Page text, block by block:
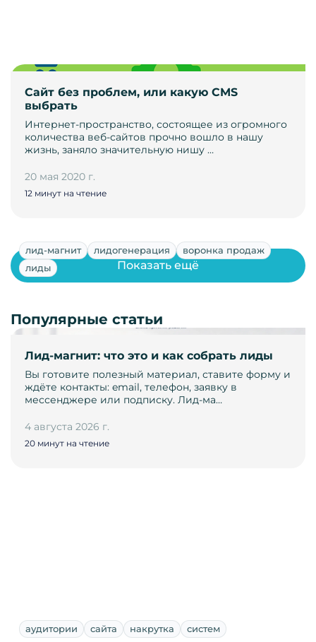
Сайт без проблем, или какую CMS
выбрать
Интернет-пространство, состоящее из огромного
количества веб-сайтов прочно вошло в нашу
жизнь, заняло значительную нишу …
20 мая 2020 г.
12 минут на чтение
лид-магнит лидогенерация
воронка продаж
лиды
Лид-магнит: что это и как собрать лиды
Вы готовите полезный материал, ставите форму и
ждёте контакты: email, телефон, заявку в
мессенджере или подписку. Лид-ма…
4 августа 2026 г.
20 минут на чтение
Показать ещё
Популярные статьи
аудитории сайта накрутка систем